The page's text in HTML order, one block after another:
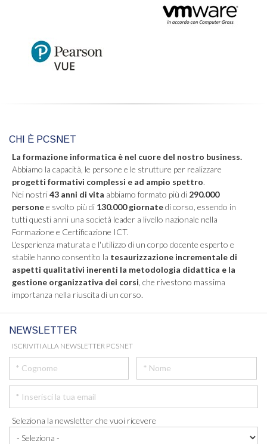
CHI È PCSNET
La formazione informatica è nel cuore del nostro business.
Abbiamo la capacità, le persone e le strutture per realizzare
progetti formativi complessi e ad ampio spettro.
Nei nostri43 anni di vita abbiamo formato più di 290.000
personee svolto più di 130.000 giornatedi corso, essendo in
tutti questi anni una società leader a livello nazionale nella
Formazione e Certificazione ICT.
L'esperienza maturata e l'utilizzo di un corpo docente esperto e
stabile hanno consentito la tesaurizzazione incrementale di
aspetti qualitativi inerenti la metodologia didattica e la
gestione organizzativa dei corsi , che rivestono massima
importanza nella riuscita di un corso.
NEWSLETTER
ISCRIVITI ALLA NEWSLETTER PCSNET
Seleziona la newsletter che vuoi ricevere